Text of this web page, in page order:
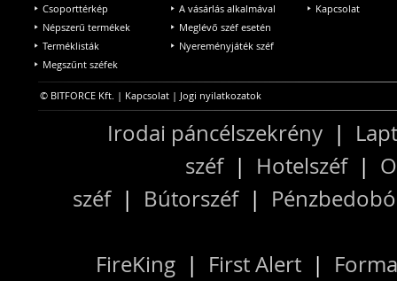
Csoporttérkép
Népszerű termékek
Terméklisták
Megszűnt széfek
A vásárlás alkalmával
Meglévő széf esetén
Nyereményjáték széf
Kapcsolat
© BITFORCE Kft. | Kapcsolat | Jogi nyilatkozatok
Irodai páncélszekrény |
széf| Hotelszéf|
széf| Bútorszéf|
FireKing | First Alert |